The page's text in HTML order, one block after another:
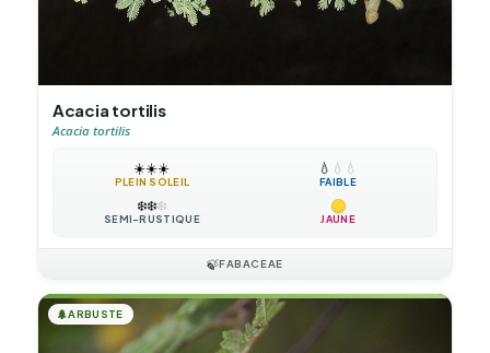
Acacia tortilis
Acacia tortilis
☀️☀️☀️
PLEIN SOLEIL
💧 💧 💧
FAIBLE
❄️❄️❄️
SEMI-RUSTIQUE JAUNE
🍃FABACEAE
🌲ARBUSTE